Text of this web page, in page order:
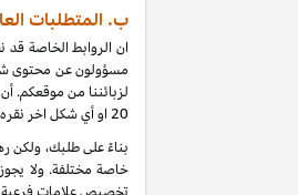
ب. المتطلبات
ان الروابط الخاصة
مسؤولون عن محتوى
لزبائننا من موقعكم.
20 او أي شكل اخر
خاصة مختلفة. ولا